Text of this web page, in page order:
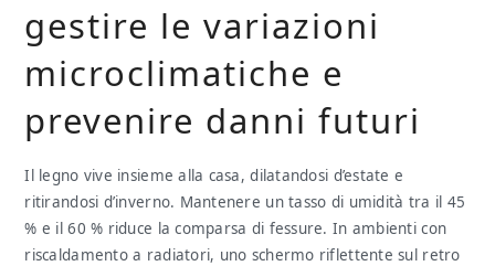
gestire le variazioni
microclimatiche e
prevenire danni futuri
Il legno vive insieme alla casa, dilatandosi d’estate e
ritirandosi d’inverno. Mantenere un tasso di umidità tra il 45
% e il 60 % riduce la comparsa di fessure. In ambienti con
riscaldamento a radiatori, uno schermo riflettente sul retro